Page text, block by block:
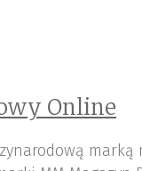
Online